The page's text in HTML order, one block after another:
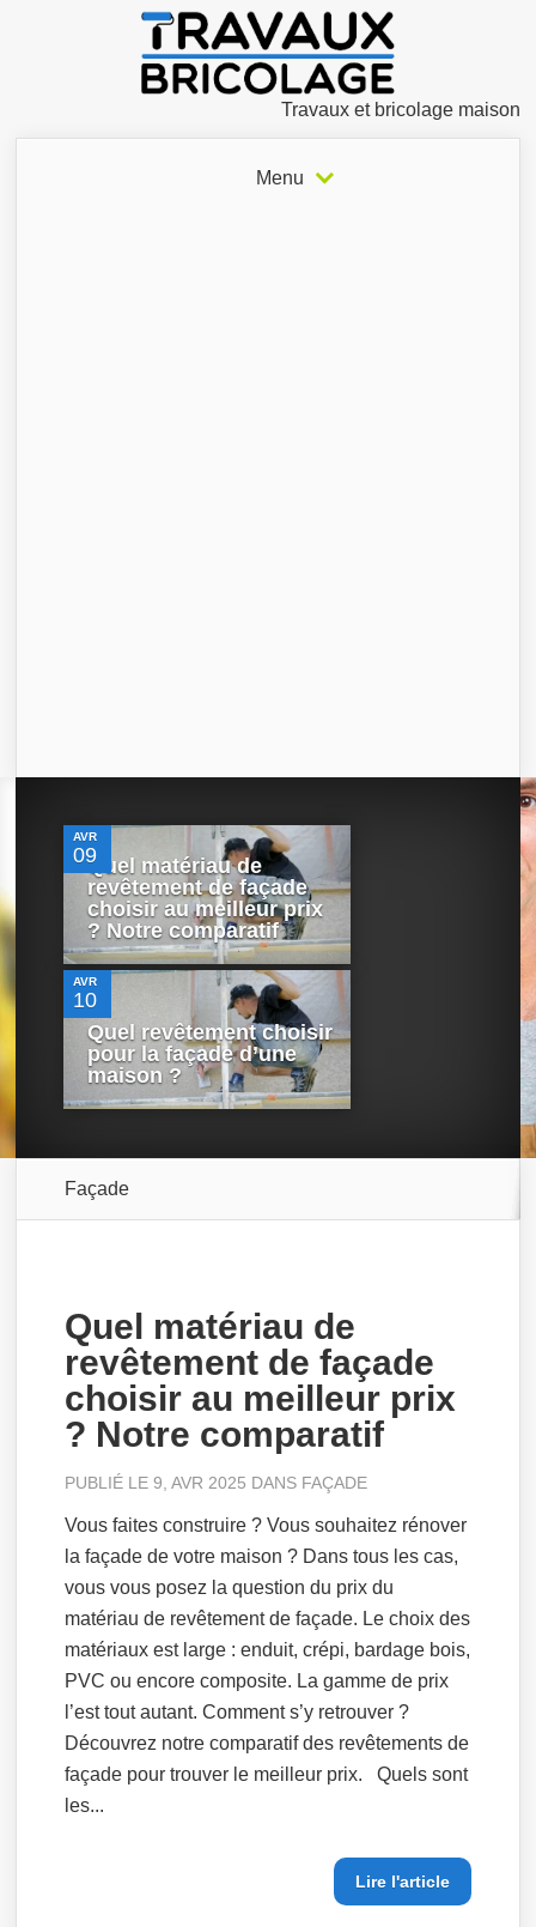
Travaux et bricolage maison
Menu
AVR
09Quel matériau de
revêtement de façade
choisir au meilleur prix
? Notre comparatif
AVR
10
0
Quel revêtement choisir
pour la façade d’une
maison ?
Façade
Quel matériau de
revêtement de façade
choisir au meilleur prix
? Notre comparatif
PUBLIÉ LE 9, AVR 2025 DANS FAÇADE
Vous faites construire ? Vous souhaitez rénover
la façade de votre maison ? Dans tous les cas,
vous vous posez la question du prix du
matériau de revêtement de façade. Le choix des
matériaux est large : enduit, crépi, bardage bois,
PVC ou encore composite. La gamme de prix
l’est tout autant. Comment s’y retrouver ?
Découvrez notre comparatif des revêtements de
façade pour trouver le meilleur prix. Quels sont
les...
Lire l'article